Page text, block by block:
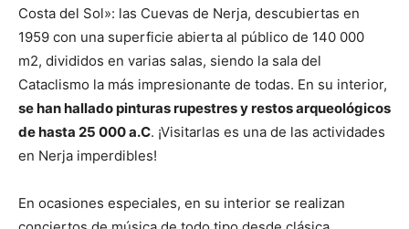
Costa del Sol»: las Cuevas de Nerja, descubiertas en
1959 con una superficie abierta al público de 140 000
m2, divididos en varias salas, siendo la sala del
Cataclismo la más impresionante de todas. En su interior,
se han hallado pinturas rupestres y restos arqueológicos
de hasta 25 000 a.C. ¡Visitarlas es una de las actividades
en Nerja imperdibles!
En ocasiones especiales, en su interior se realizan